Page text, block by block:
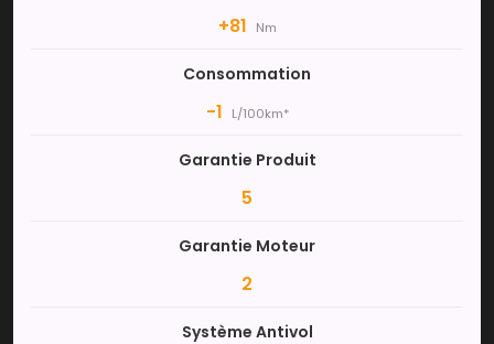
+81 Nm
Consommation
-1 L/100km*
Garantie Produit
5
Garantie Moteur
2
Système Antivol